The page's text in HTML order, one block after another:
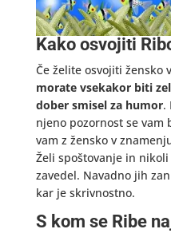
Kako osvojiti
Če želite osvojiti žensko
morate vsekakor biti
dober smisel za humor.
njeno pozornost se
vam z žensko v
Želi spoštovanje in
zavedel. Navadno jih
kar je skrivnostno.
S kom se Ribe